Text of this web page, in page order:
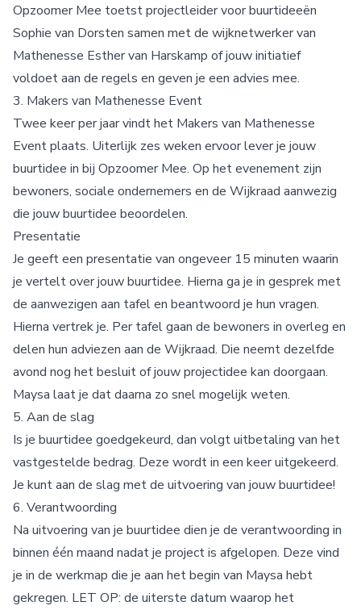
Opzoomer Mee toetst projectleider voor buurtideeën
Sophie van Dorsten samen met de wijknetwerker van
Mathenesse Esther van Harskamp of jouw initiatief
voldoet aan de regels en geven je een advies mee.
3. Makers van Mathenesse Event
Twee keer per jaar vindt het Makers van Mathenesse
Event plaats. Uiterlijk zes weken ervoor lever je jouw
buurtidee in bij Opzoomer Mee. Op het evenement zijn
bewoners, sociale ondernemers en de Wijkraad aanwezig
die jouw buurtidee beoordelen.
Presentatie
Je geeft een presentatie van ongeveer 15 minuten waarin
je vertelt over jouw buurtidee. Hierna ga je in gesprek met
de aanwezigen aan tafel en beantwoord je hun vragen.
Hierna vertrek je. Per tafel gaan de bewoners in overleg en
delen hun adviezen aan de Wijkraad. Die neemt dezelfde
avond nog het besluit of jouw projectidee kan doorgaan.
Maysa laat je dat daarna zo snel mogelijk weten.
5. Aan de slag
Is je buurtidee goedgekeurd, dan volgt uitbetaling van het
vastgestelde bedrag. Deze wordt in een keer uitgekeerd.
Je kunt aan de slag met de uitvoering van jouw buurtidee!
6. Verantwoording
Na uitvoering van je buurtidee dien je de verantwoording in
binnen één maand nadat je project is afgelopen. Deze vind
je in de werkmap die je aan het begin van Maysa hebt
gekregen. LET OP: de uiterste datum waarop het